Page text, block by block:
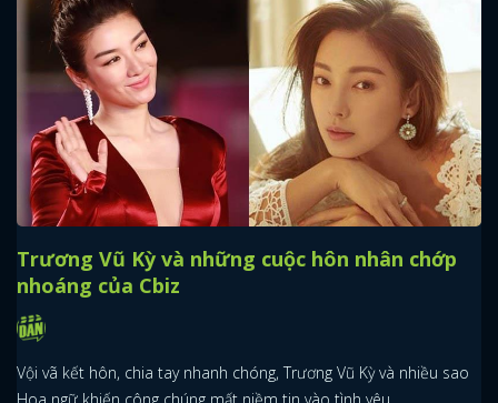
FACEBOOK GOOGLE
Trương Vũ Kỳ và những cuộc hôn nhân chớp
nhoáng của Cbiz
Vội vã kết hôn, chia tay nhanh chóng, Trương Vũ Kỳ và nhiều sao